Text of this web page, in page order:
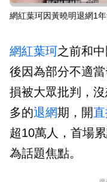
網紅葉珂因黃曉明退網1
網紅葉珂之前和
後因為部分不適
損被大眾批判，
多的退網期，開
超10萬人，首場
為話題焦點。